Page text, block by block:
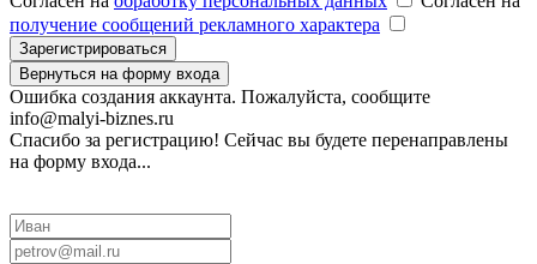
получение сообщений рекламного характера
Зарегистрироваться
Вернуться на форму входа
Ошибка создания аккаунта. Пожалуйста, сообщите
info@malyi-biznes.ru
Спасибо за регистрацию! Сейчас вы будете перенаправлены
на форму входа...